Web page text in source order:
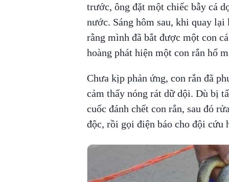
trước, ông đặt một chiếc bẫy cá
nước. Sáng hôm sau, khi quay
rằng mình đã bắt được một con
hoàng phát hiện một con rắn hổ
Chưa kịp phản ứng, con rắn đã
cảm thấy nóng rát dữ dội. Dù bị
cuốc đánh chết con rắn, sau đó
độc, rồi gọi điện báo cho đội cứu